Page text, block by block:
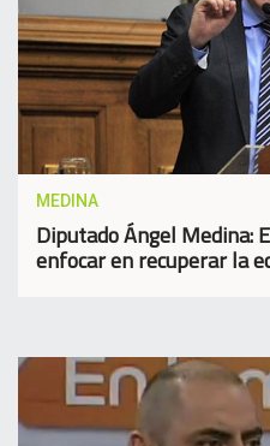
MEDINA
Diputado Ángel Medina:
enfocar en recuperar la